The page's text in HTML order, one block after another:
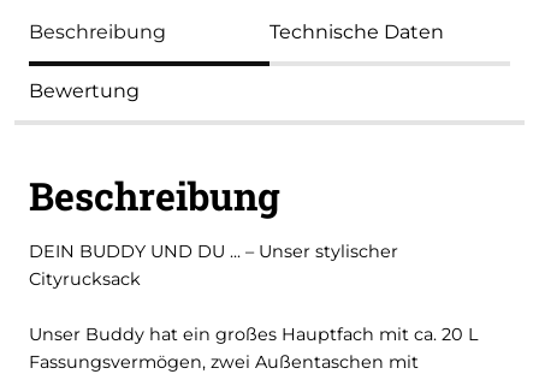
Beschreibung Technische Daten
Bewertung
Beschreibung
DEIN BUDDY UND DU ... – Unser stylischer
Cityrucksack
Unser Buddy hat ein großes Hauptfach mit ca. 20 L
Fassungsvermögen, zwei Außentaschen mit